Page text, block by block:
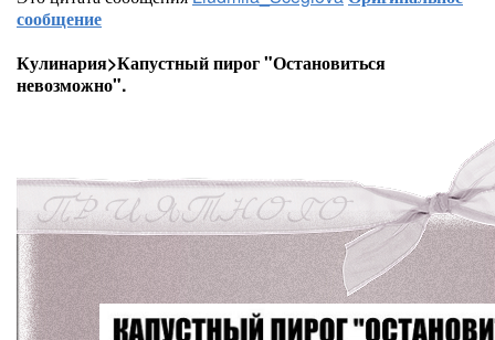
сообщение
Кулинария>Капустный пирог "Остановиться
невозможно".